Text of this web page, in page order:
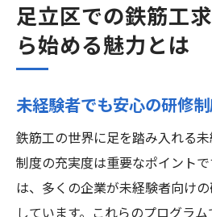
未経験者歓迎の職場文化
住み込み可能な求人の魅
未経験者が足立区で鉄筋工
求人サイトの効果的な活
地域の求人掲示板を使
企業公式ページのチェ
足立区でのネットワー
足立区での鉄筋工
ら始める魅力とは
未経験者でも安心の研修
鉄筋工の世界に足を踏み入れる
制度の充実度は重要なポイント
は、多くの企業が未経験者向け